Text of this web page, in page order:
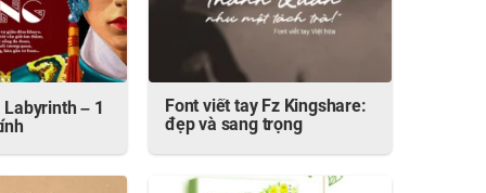
– 1
Font viết tay Fz Kingshare:
đẹp và sang trọng